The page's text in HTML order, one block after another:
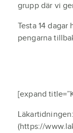
grupp där vi
Testa 14
pengarna
[expand
Läkartidningen:
(https://